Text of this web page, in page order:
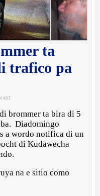
ta
trafico pa
AST
brommer ta bira di 5
Diadomingo
a wordo notifica di un
di Kudawecha
na e sitio como